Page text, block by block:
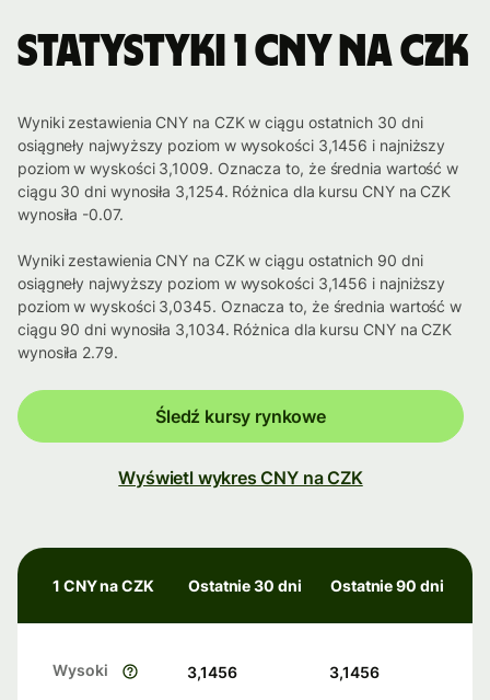
Statystyki 1 CNY na CZK
Wyniki zestawienia CNY na CZK w ciągu ostatnich 30 dni
osiągneły najwyższy poziom w wysokości 3,1456 i najniższy
poziom w wyskości 3,1009. Oznacza to, że średnia wartość w
ciągu 30 dni wynosiła 3,1254. Różnica dla kursu CNY na CZK
wynosiła -0.07.
Wyniki zestawienia CNY na CZK w ciągu ostatnich 90 dni
osiągneły najwyższy poziom w wysokości 3,1456 i najniższy
poziom w wyskości 3,0345. Oznacza to, że średnia wartość w
ciągu 90 dni wynosiła 3,1034. Różnica dla kursu CNY na CZK
wynosiła 2.79.
Śledź kursy rynkowe
Wyświetl wykres CNY na CZK
1 CNY na CZK Ostatnie 30 dni Ostatnie 90 dni
Wysoki 3,1456 3,1456